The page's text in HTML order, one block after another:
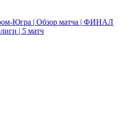
Югра | Обзор матча | ФИНАЛ
| 5 матч